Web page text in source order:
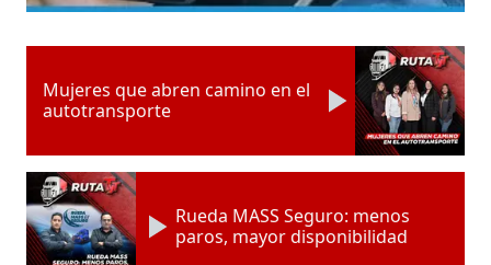
Mujeres que abren camino en el
autotransporte
Rueda MASS Seguro: menos
paros, mayor disponibilidad